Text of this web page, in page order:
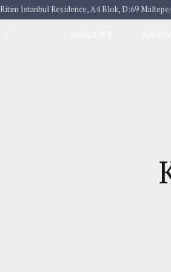
Ritim İstanbul Residence, A4 Blok, D:69